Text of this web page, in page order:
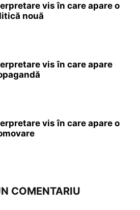
vis în care apare o
nouă
vis în care apare
vis în care apare o
COMENTARIU